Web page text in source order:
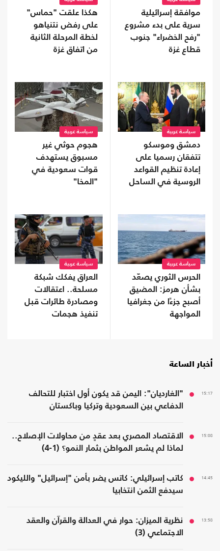
موافقة إسرائيلية
سرية على بدء مشروع
"رفح الخضراء" جنوب
قطاع غزة
هكذا علقت "حماس"
على رفض نتنياهو
لخطة المرحلة الثانية
من اتفاق غزة
سياسة عربية
دمشق وموسكو
تتفقان رسميا على
إعادة تنظيم القواعد
الروسية في الساحل
سياسة عربية
هجوم حوثي غير
مسبوق يستهدف
قوات سعودية في
"المخا"
سياسة عربية
الحرس الثوري يصعّد
بشأن هرمز: المضيق
أصبح جزءًا من جغرافيا
المواجهة
سياسة عربية
العراق يفكك شبكة
مسلحة.. اعتقالات
ومصادرة طائرات قبل
تنفيذ هجمات
أخبار الساعة
15:17
"الغارديان": اليمن قد يكون أول اختبار للتحالف
الدفاعي بين السعودية وتركيا وباكستان
15:08
الاقتصاد المصري بعد عقدٍ من محاولات الإصلاح..
لماذا لم يشعر المواطن بثمار النمو؟ (1-4)
14:45
كاتب إسرائيلي: كاتس يضر بأمن "إسرائيل" والليكود
سيدفع الثمن انتخابيا
13:58
نظرية الميزان: حوار في العدالة والقرآن والعقد
الاجتماعي (3)